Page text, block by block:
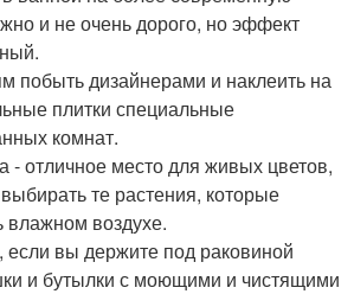
и не очень дорого, но эффект
побыть дизайнерами и наклеить на
плитки специальные
комнат.
- отличное место для живых цветов,
те растения, которые
влажном воздухе.
если вы держите под раковиной
и бутылки с моющими и чистящими